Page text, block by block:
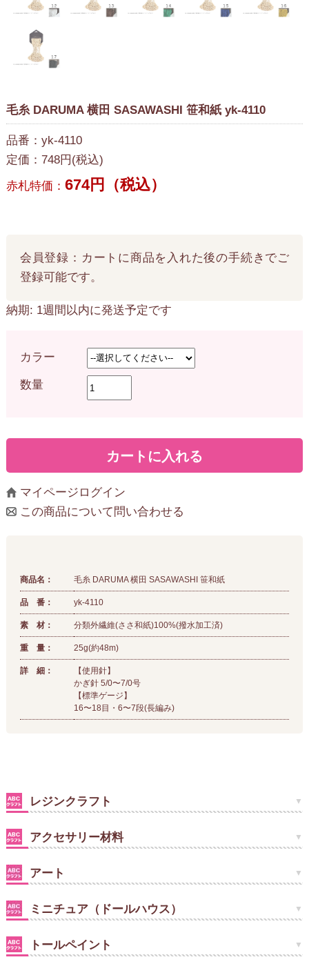
毛糸 DARUMA 横田 SASAWASHI 笹和紙 yk-4110
品番：yk-4110
定価：748円(税込)
赤札特価： 674円（税込）
会員登録：カートに商品を入れた後の手続きでご
登録可能です。
納期: 1週間以内に発送予定です
カラー
数量
マイページログイン
この商品について問い合わせる
商品名： 毛糸 DARUMA 横田 SASAWASHI 笹和紙
品 番： yk-4110
素 材： 分類外繊維(ささ和紙)100%(撥水加工済)
重 量： 25g(約48m)
詳 細：
【使用針】
かぎ針 5/0〜7/0号
【標準ゲージ】
16〜18目・6〜7段(長編み)
レジンクラフト
アクセサリー材料
アート
ミニチュア（ドールハウス）
トールペイント